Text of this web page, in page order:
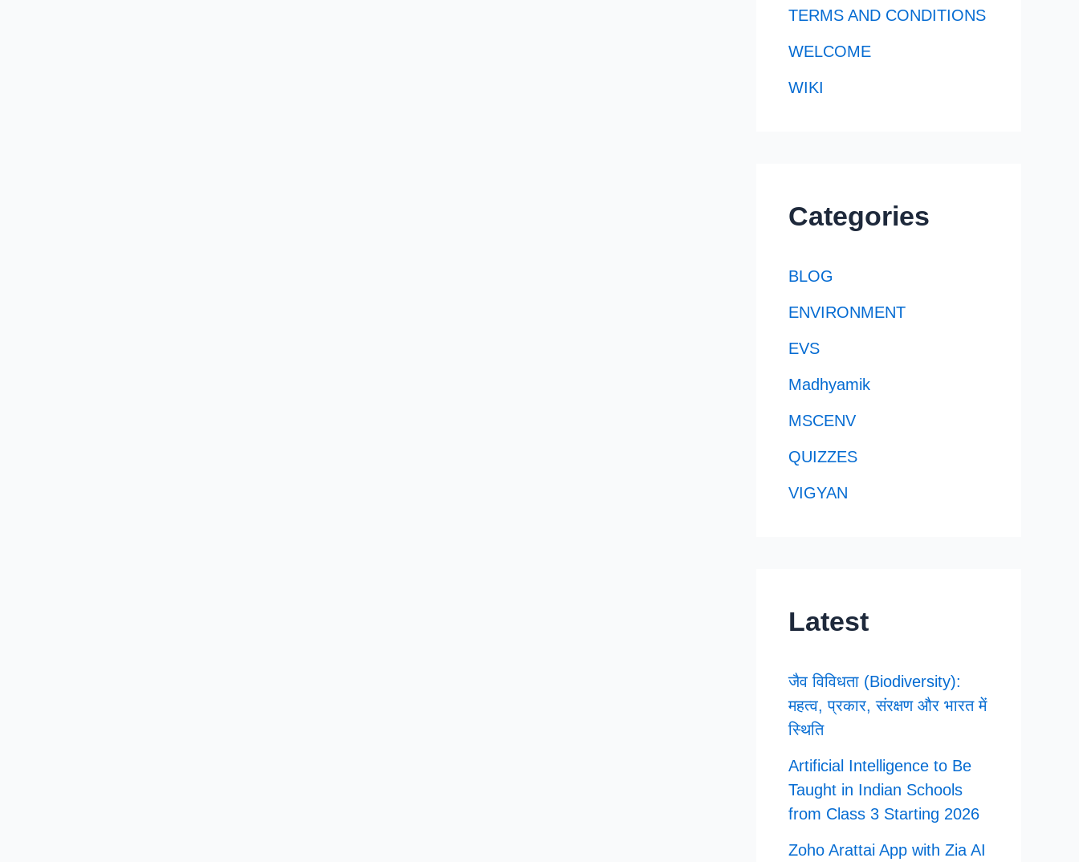
TERMS AND CONDITIONS
WELCOME
WIKI
Categories
BLOG
ENVIRONMENT
EVS
Madhyamik
MSCENV
QUIZZES
VIGYAN
Latest
जैव विविधता (Biodiversity):
महत्व, प्रकार, संरक्षण और भारत में
स्थिति
Artificial Intelligence to Be
Taught in Indian Schools
from Class 3 Starting 2026
Zoho Arattai App with Zia AI